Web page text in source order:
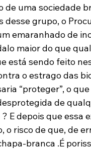
de uma sociedade
desse grupo, o
emaranhado de
maior do que
está sendo feito
o estrago das
“proteger”, o
de
E depois que essa
o risco de que, de
branca .É